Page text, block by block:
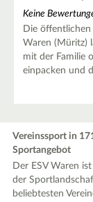
Keine
Die
Waren (Müritz)
mit der Familie
einpacken und
Vereinssport in
Sportangebot
Der ESV Waren
der
beliebtesten